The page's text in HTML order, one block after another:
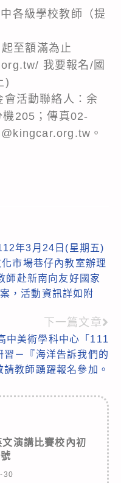
各級學校教師（提
至額滿為止
我要報名/國
)
會活動聯絡人：余
205；傳真02-
。
年3月24日(星期五)
市場巷仔內教室辦理
師赴新南向友好國家
，活動資訊詳如附
下一篇文章
中美術學科中心「111
－『海洋告訴我們的
教師踴躍報名參加。
演講比賽校內初
30